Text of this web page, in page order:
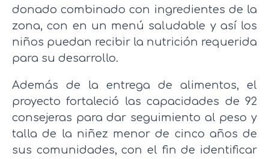
donado combinado con ingredientes de la
zona, con en un menú saludable y así los
niños puedan recibir la nutrición requerida
para su desarrollo.
Además de la entrega de alimentos, el
proyecto fortaleció las capacidades de 92
consejeras para dar seguimiento al peso y
talla de la niñez menor de cinco años de
sus comunidades, con el fin de identificar